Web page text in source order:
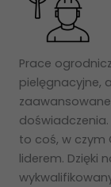
Prace
pielęgnacyjne,
doświadczenia.
to coś, w czym
liderem. Dzięki